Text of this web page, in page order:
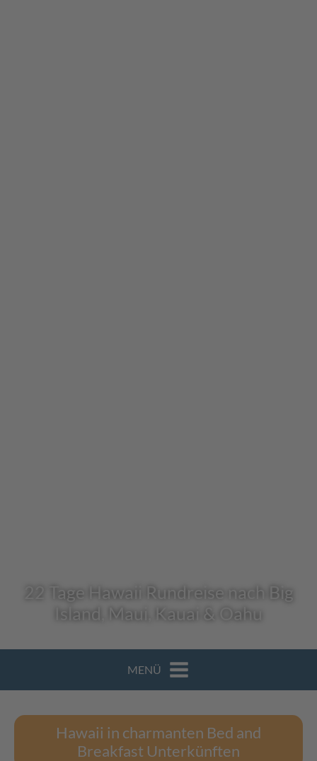
22 Tage Hawaii Rundreise nach Big
Island, Maui, Kauai & Oahu
MENÜ
Hawaii in charmanten Bed and
Breakfast Unterkünften